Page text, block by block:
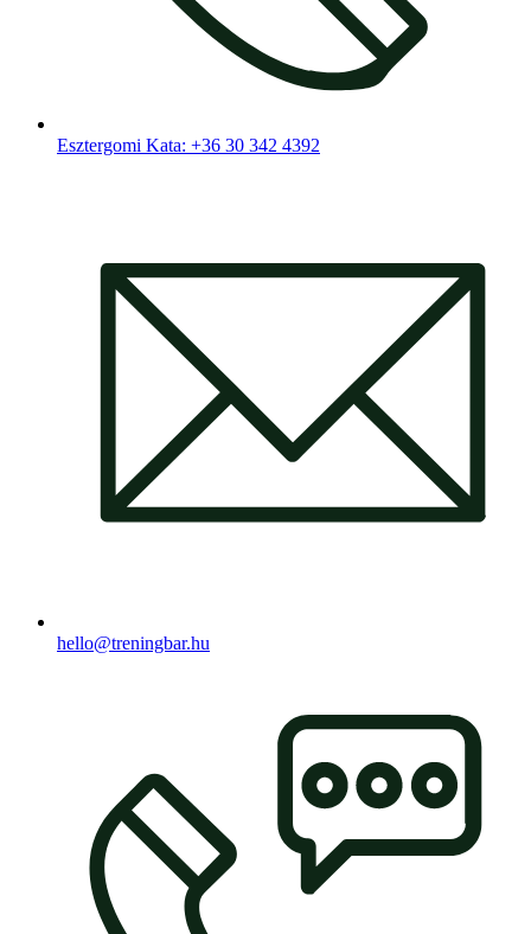
Esztergomi Kata: +36 30 342 4392
hello@treningbar.hu